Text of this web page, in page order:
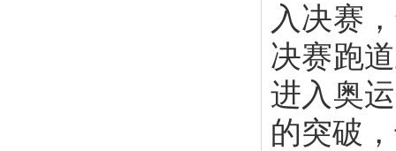
入决赛
决赛跑
进入奥
的突破